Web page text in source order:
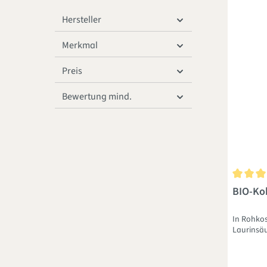
Hersteller
Merkmal
Preis
Bewertung mind.
BIO-
In